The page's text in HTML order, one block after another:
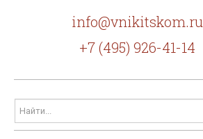
info@vnikitskom.ru
+7 (495) 926-41-14